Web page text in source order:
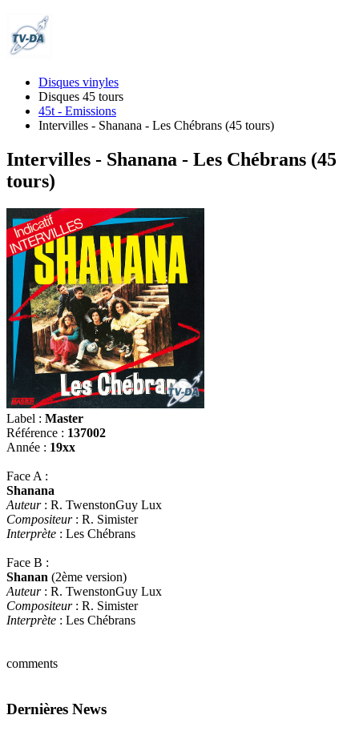
Disques vinyles
Disques 45 tours
45t - Emissions
Intervilles - Shanana - Les Chébrans (45 tours)
Intervilles - Shanana - Les Chébrans (45
tours)
Label : Master
Référence : 137002
Année : 19xx
Face A :
Shanana
Auteur: R. TwenstonGuy Lux
Compositeur: R. Simister
Interprète : Les Chébrans
Face B :
Shanan (2ème version)
Auteur: R. TwenstonGuy Lux
Compositeur: R. Simister
Interprète : Les Chébrans
comments
Dernières News